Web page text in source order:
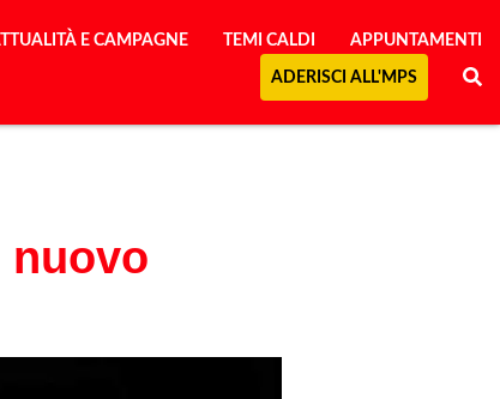
E CAMPAGNE TEMI CALDI APPUNTAMENTI
ADERISCI ALL'MPS
nuovo